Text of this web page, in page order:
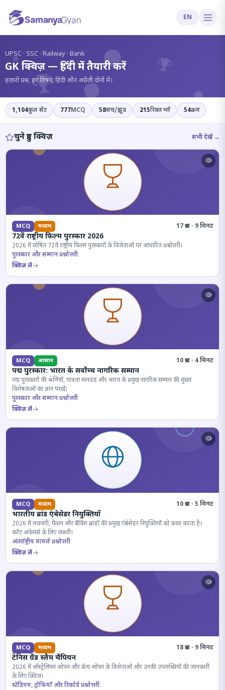
EN
?
UPSC · SSC · Railway · Bank
GK क्विज़ — हिंदी में तैयारी करें
हज़ारों प्रश्न, हर विषय, हिंदी और अंग्रेज़ी दोनों में।
1,104कुल सेट 777MCQ 58सच/झूठ 215रिक्त भरें 54क्रम
चुने हुए क्विज़ सभी देखें →
MCQ मध्यम 17 प्रश्न · 9 मिनट
72वें राष्ट्रीय फिल्म पुरस्कार 2026
2026 में घोषित 72वें राष्ट्रीय फिल्म पुरस्कारों के विजेताओं पर आधारित प्रश्नोत्तरी।
पुरस्कार और सम्मान प्रश्नोत्तरी
क्विज़ लें
MCQ आसान 10 प्रश्न · 4 मिनट
पद्म पुरस्कार: भारत के सर्वोच्च नागरिक सम्मान
पद्म पुरस्कारों की श्रेणियों, पात्रता मानदंड और भारत के प्रमुख नागरिक सम्मान की मुख्य
विशेषताओं का ज्ञान परखें।
पुरस्कार और सम्मान प्रश्नोत्तरी
क्विज़ लें
MCQ मध्यम 10 प्रश्न · 5 मिनट
भारतीय ब्रांड एंबेसेडर नियुक्तियाँ
2026 में लक्जरी, फैशन और बैंकिंग ब्रांडों की प्रमुख एंबेसेडर नियुक्तियों को कवर करता है।
करेंट अफेयर्स के लिए जरूरी।
अंतर्राष्ट्रीय मामले प्रश्नोत्तरी
क्विज़ लें
MCQ मध्यम 18 प्रश्न · 9 मिनट
टेनिस ग्रैंड स्लैम चैंपियन
2026 में ऑस्ट्रेलियन ओपन और फ्रेंच ओपन के विजेताओं और उनकी उपलब्धियों की जानकारी
के लिए क्विज़।
स्टेडियम, ट्रॉफियाँ और रिकॉर्ड प्रश्नोत्तरी